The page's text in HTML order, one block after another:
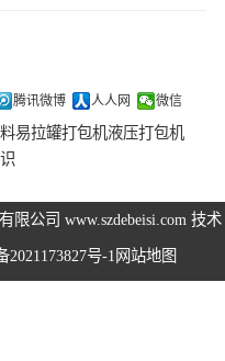
腾讯微博 人人网 微信
易拉罐打包机液压打包机
限公司 www.szdebeisi.com 技术
2021173827号-1 网站地图